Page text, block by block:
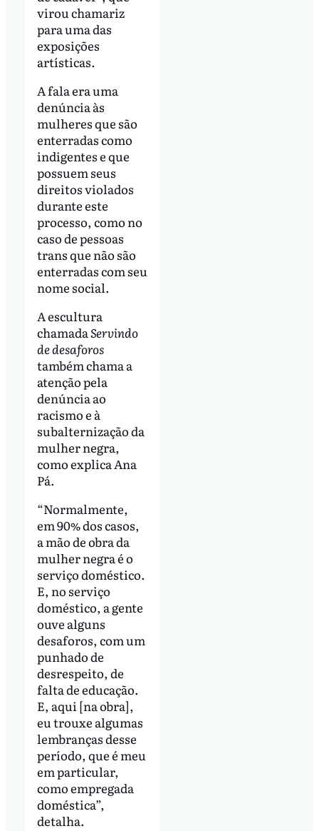
virou chamariz
para uma das
exposições
artísticas.
A fala era uma
denúncia às
mulheres que são
enterradas como
indigentes e que
possuem seus
direitos violados
durante este
processo, como no
caso de pessoas
trans que não são
enterradas com seu
nome social.
A escultura
chamadaServindo
de desaforos
também chama a
atenção pela
denúncia ao
racismo e à
subalternização da
mulher negra,
como explica Ana
Pá.
“Normalmente,
em 90% dos casos,
a mão de obra da
mulher negra é o
serviço doméstico.
E, no serviço
doméstico, a gente
ouve alguns
desaforos, com um
punhado de
desrespeito, de
falta de educação.
E, aqui [na obra],
eu trouxe algumas
lembranças desse
período, que é meu
em particular,
como empregada
doméstica”,
detalha.